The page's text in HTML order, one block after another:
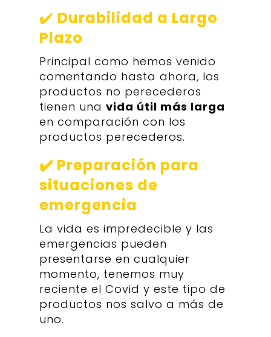
✔️ Durabilidad a Largo
Plazo
Principal como hemos venido
comentando hasta ahora, los
productos no perecederos
tienen unavida útil más larga
en comparación con los
productos perecederos.
✔️ Preparación para
situaciones de
emergencia
La vida es impredecible y las
emergencias pueden
presentarse en cualquier
momento, tenemos muy
reciente el Covid y este tipo de
productos nos salvo a más de
uno.